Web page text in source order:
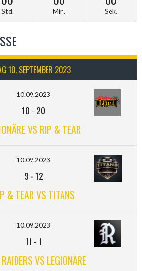
Std. Min. Sek.
10. SEPTEMBER 2023
10.09.2023
10 - 20
VS RIP & TEAR
10.09.2023
9 -12
& TEAR VS TITANS
10.09.2023
11 -1
VS LEGIONÄRE